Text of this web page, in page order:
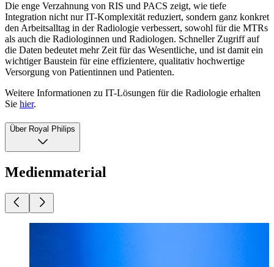
Die enge Verzahnung von RIS und PACS zeigt, wie tiefe
Integration nicht nur IT-Komplexität reduziert, sondern ganz konkret
den Arbeitsalltag in der Radiologie verbessert, sowohl für die MTRs
als auch die Radiologinnen und Radiologen. Schneller Zugriff auf
die Daten bedeutet mehr Zeit für das Wesentliche, und ist damit ein
wichtiger Baustein für eine effizientere, qualitativ hochwertige
Versorgung von Patientinnen und Patienten.
Weitere Informationen zu IT-Lösungen für die Radiologie erhalten
Sie hier.
Über Royal Philips
Medienmaterial